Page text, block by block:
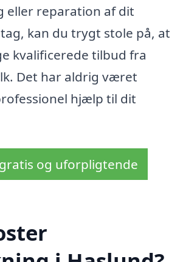
eller reparation af dit
kan du trygt stole på, at
kvalificerede tilbud fra
Det har aldrig været
hjælp til dit
og uforpligtende